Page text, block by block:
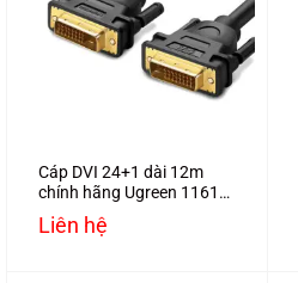
Cáp DVI 24+1 dài 12m
chính hãng Ugreen 11610
hỗ trợ Full HD1080P
Liên hệ